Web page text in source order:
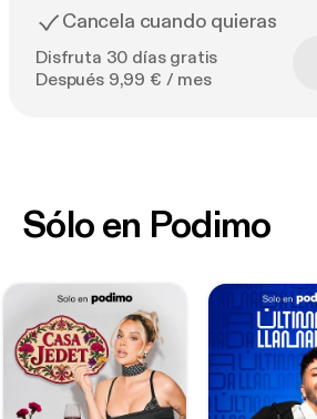
Cancela cuando quieras
Disfruta 30 días gratis
Después 9,99 € / mes
Sólo en Podimo